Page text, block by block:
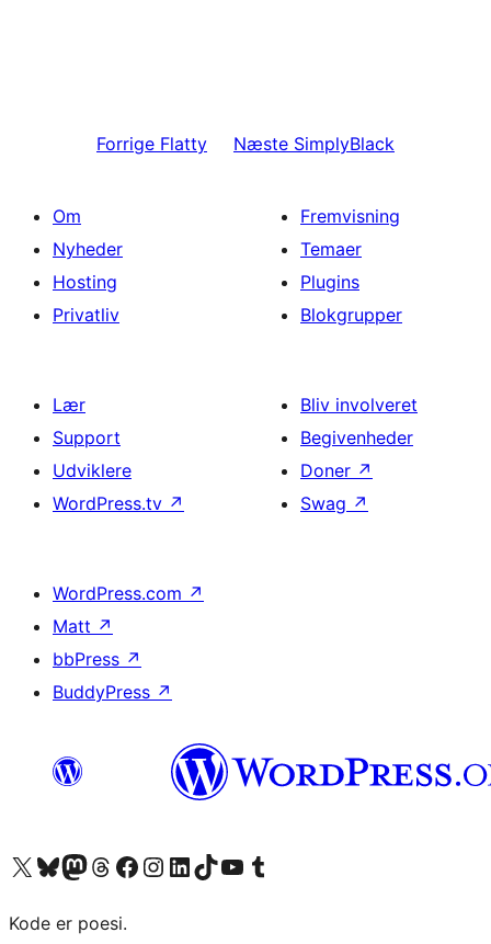
Forrige Flatty Næste SimplyBlack
Om
Nyheder
Hosting
Privatliv
Fremvisning
Temaer
Plugins
Blokgrupper
Lær
Support
Udviklere
WordPress.tv ↗
Bliv involveret
Begivenheder
Doner ↗
Swag ↗
WordPress.com ↗
Matt ↗
bbPress ↗
BuddyPress ↗
Besøg vores X (tidligere Twitter) konto
Besøg vores Bluesky-konto
Besøg vores Mastodon konto
Besøg vores Threads-konto
Besøg vores Facebook sideBesøg vores Instagram konto
Besøg vores LinkedIn konto
Besøg vores TikTok-konto
Besøg vores YouTube-kanalBesøg vores Tumblr-konto
Kode er poesi.